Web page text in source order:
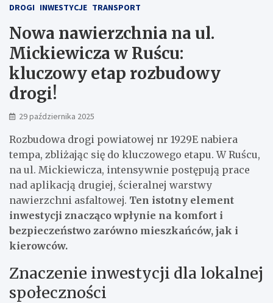
DROGI INWESTYCJE TRANSPORT
Nowa nawierzchnia na ul.
Mickiewicza w Ruścu:
kluczowy etap rozbudowy
drogi!
29 października 2025
Rozbudowa drogi powiatowej nr 1929E nabiera
tempa, zbliżając się do kluczowego etapu. W Ruścu,
na ul. Mickiewicza, intensywnie postępują prace
nad aplikacją drugiej, ścieralnej warstwy
nawierzchni asfaltowej. Ten istotny element
inwestycji znacząco wpłynie na komfort i
bezpieczeństwo zarówno mieszkańców, jak i
kierowców.
Znaczenie inwestycji dla lokalnej
społeczności